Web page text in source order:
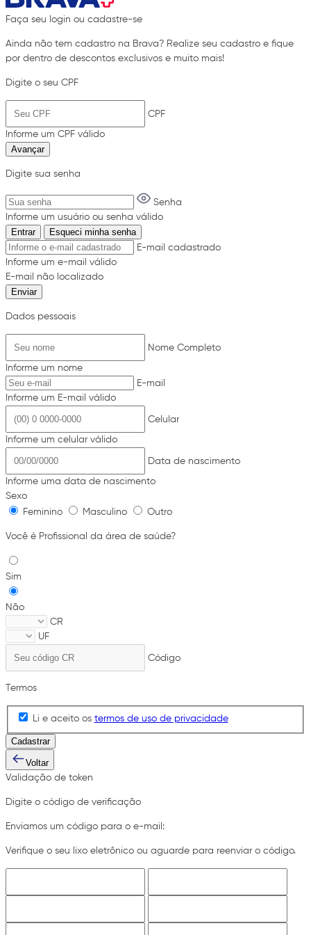
Faça seu login ou cadastre-se
Ainda não tem cadastro na Brava? Realize seu cadastro e fique
por dentro de descontos exclusivos e muito mais!
Digite o seu CPF
CPF
Informe um CPF válido
Avançar
Digite sua senha
Senha
Informe um usuário ou senha válido
Entrar Esqueci minha senha
E-mail cadastrado
Informe um e-mail válido
E-mail não localizado
Enviar
Dados pessoais
Nome Completo
Informe um nome
E-mail
Informe um E-mail válido
Celular
Informe um celular válido
Data de nascimento
Informe uma data de nascimento
Sexo
Feminino
Masculino Outro
Você é Profissional da área de saúde?
Sim
Não
CR
UF
Código
Termos
Li e aceito os termos de uso de privacidade
Cadastrar
Voltar
Validação de token
Digite o código de verificação
Enviamos um código para o e-mail:
Verifique o seu lixo eletrônico ou aguarde para reenviar o código.